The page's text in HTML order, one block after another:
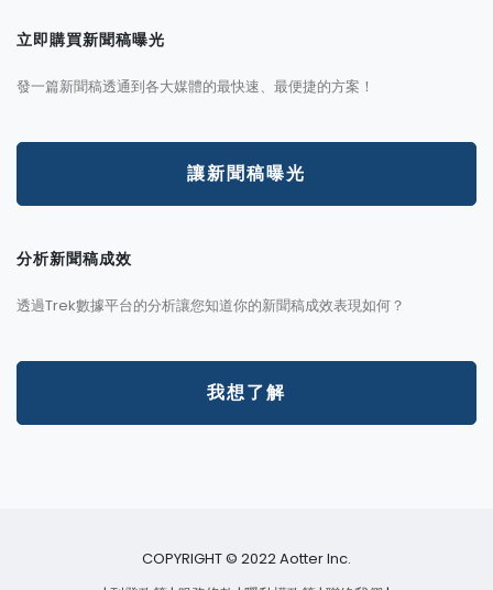
立即購買新聞稿曝光
發一篇新聞稿透通到各大媒體的最快速、最便捷的方案！
讓新聞稿曝光
分析新聞稿成效
透過Trek數據平台的分析讓您知道你的新聞稿成效表現如何？
我想了解
COPYRIGHT © 2022 Aotter Inc.